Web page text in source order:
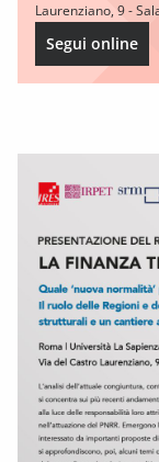
Laurenziano, 9 -
Segui online